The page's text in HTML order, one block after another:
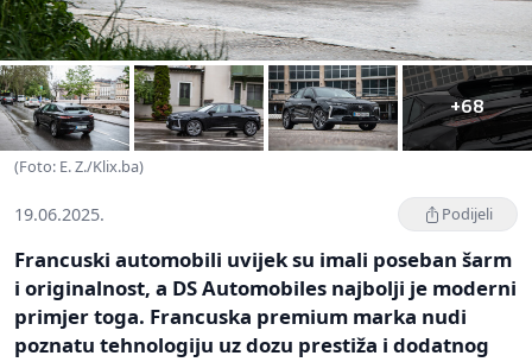
+68
(Foto: E. Z./Klix.ba)
19.06.2025. Podijeli
Francuski automobili uvijek su imali poseban šarm
i originalnost, a DS Automobiles najbolji je moderni
primjer toga. Francuska premium marka nudi
poznatu tehnologiju uz dozu prestiža i dodatnog